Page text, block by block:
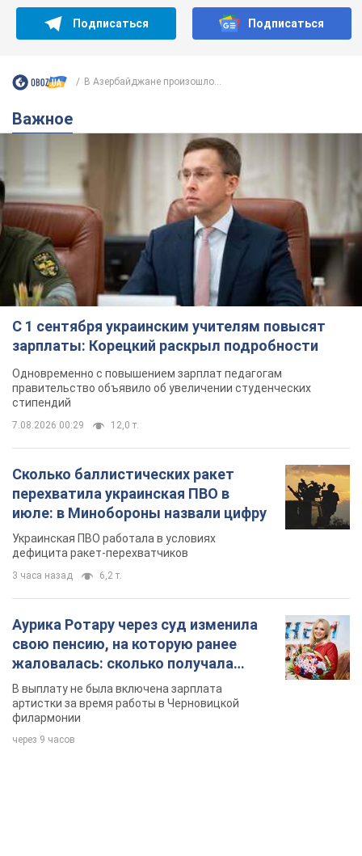
Подписаться Подписаться
В Азербайджане произошло...
Важное
С 1 сентября украинским учителям повысят
зарплаты: Корецкий раскрыл подробности
Одновременно с повышением зарплат педагогам
правительство объявило об увеличении студенческих
стипендий
7.08.2026 00:29 12,0 т.
Сколько баллистических ракет
перехватила украинская ПВО в
июле: в Минобороны назвали цифру
Украинская ПВО работала в условиях
дефицита ракет-перехватчиков
3 часа назад 6,2 т.
Аурика Ротару через суд изменила
свою пенсию, на которую ранее
жаловалась: сколько получала
певица
В выплату не была включена зарплата
артистки за время работы в Черновицкой
филармонии
через 9 часов